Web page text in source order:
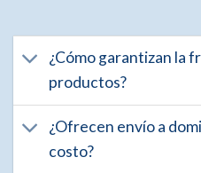
¿Cómo garantizan la
productos?
¿Ofrecen envío a
costo?